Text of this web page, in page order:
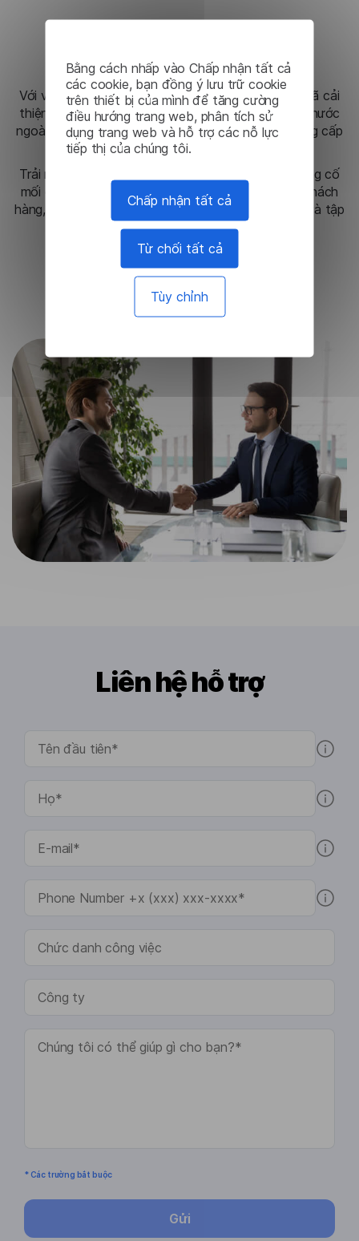
Bằng cách nhấp vào Chấp nhận tất cả
các cookie, bạn đồng ý lưu trữ cookie
trên thiết bị của mình để tăng cường
điều hướng trang web, phân tích sử
dụng trang web và hỗ trợ các nỗ lực
tiếp thị của chúng tôi.
Chấp nhận tất cả
Từ chối tất cả
Tùy chỉnh
Với việc tích hợp giải pháp Lingvanex, ngân hàng đã cải
thiện đáng kể chất lượng dịch vụ cho khách hàng nước
ngoài, dẫn đến việc mở rộng các dịch vụ được cung cấp
và do đó tăng doanh thu.
Trải nghiệm khách hàng nâng cao này cũng đã củng cố
mối quan hệ khách hàng và tăng sự hài lòng của khách
hàng, định vị ngân hàng là một tổ chức toàn diện và tập
trung vào khách hàng hơn.
Tôi cần giải pháp này
Đọc các trường hợp khác
Liên hệ hỗ trợ
* Các trường bắt buộc
Gửi